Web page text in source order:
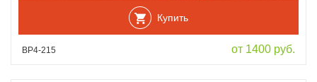
Купить
ВР4-215 от 1400 руб.